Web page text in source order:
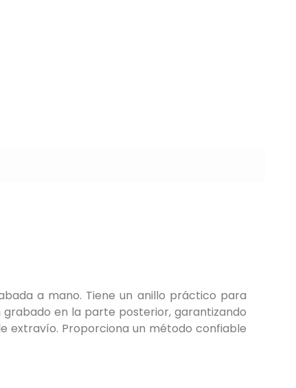
a mano. Tiene un anillo práctico para
en la parte posterior, garantizando
extravío. Proporciona un método confiable